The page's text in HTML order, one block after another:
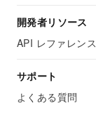
開発者リソース
API レファレンス
サポート
よくある質問